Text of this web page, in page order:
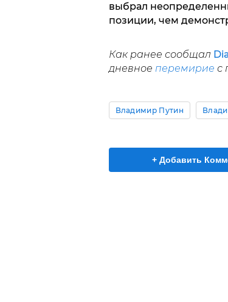
выбрал
позиции, чем
Как ранее сообщал
дневное перемирие с
Владимир Путин
+ Добавить